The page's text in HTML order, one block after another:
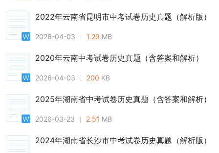
2022年云南省昆明市中考试卷历史真题（解析版）
2026-04-03 1.29 MB
2020年云南中考试卷历史真题（含答案和解析）
2026-04-03 200 KB
2025年湖南省中考试卷历史真题（含答案和解析）
2026-03-23 2.51 MB
2024年湖南省长沙市中考试卷历史真题（解析版）